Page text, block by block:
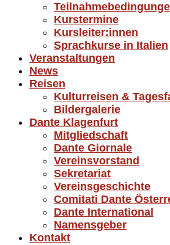
Kurstermine
Kursleiter:innen
Sprachkurse in Italien
Veranstaltungen
News
Reisen
Kulturreisen &
Bildergalerie
Dante Klagenfurt
Mitgliedschaft
Dante Giornale
Vereinsvorstand
Sekretariat
Vereinsgeschichte
Comitati Dante
Dante International
Namensgeber
Kontakt